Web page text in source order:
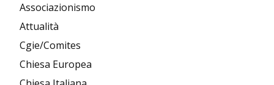
Associazionismo
Attualità
Cgie/Comites
Chiesa Europea